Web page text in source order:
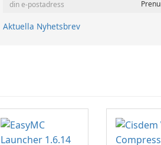
Aktuella Nyhetsbrev